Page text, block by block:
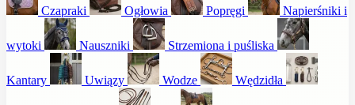
Czapraki Ogłowia Popręgi Napierśniki i
wytoki Nauszniki Strzemiona i puśliska
Kantary Uwiązy Wodze Wędzidła